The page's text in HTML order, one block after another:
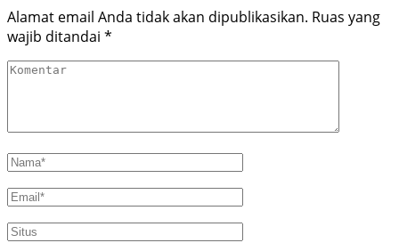
Alamat email Anda tidak akan dipublikasikan. Ruas yang
wajib ditandai *